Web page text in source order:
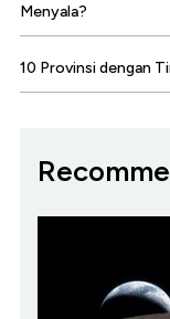
Menyala?
10 Provinsi dengan